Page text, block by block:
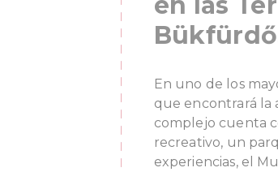
En uno de los
que encontrará la
complejo cuenta
recreativo, un
experiencias, el